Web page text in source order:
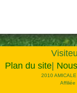
Plan du site|
2010
Affiliée